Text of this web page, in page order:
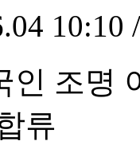
10:10
인 조명
류